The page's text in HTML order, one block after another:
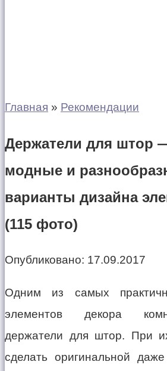
Главная » Рекомендации
Держатели для штор
модные и
варианты дизайна
(115 фото)
Опубликовано: 17.09.2017
Одним из самых
элементов декора
держатели для штор. При
сделать оригинальной